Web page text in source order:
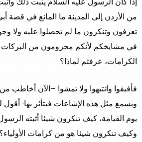
من الأردن إلى المدينة ما المانع في قصة
تعرفون وتنكرون ما لم تحصلوا عليه ولا
في مشايخكم لأنكم محرومون من
الكرامات، عرفتم لماذا؟
فأفيقوا وانتبهوا ولا تمشوا –الآن أخاطب
ويسمع مثل هذه الإشاعات فيتأثر بها- أقول
يوم القيامة، كيف تنكرون شيئا أثبته
وكيف تنكرون شيئا هو من كرامات